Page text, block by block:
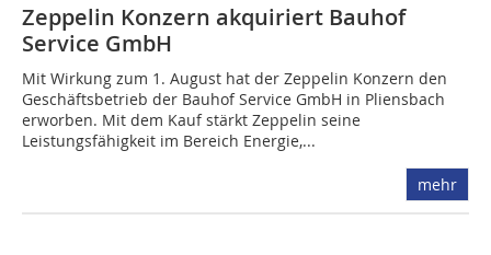
Zeppelin Konzern akquiriert Bauhof
Service GmbH
Mit Wirkung zum 1. August hat der Zeppelin Konzern den
Geschäftsbetrieb der Bauhof Service GmbH in Pliensbach
erworben. Mit dem Kauf stärkt Zeppelin seine
Leistungsfähigkeit im Bereich Energie,...
mehr